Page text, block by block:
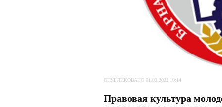
ОПУБЛИКОВАНО 01.03.2022 10:14
Правовая культура